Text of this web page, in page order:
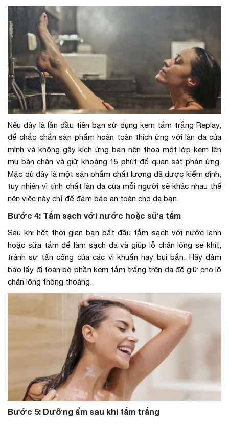
Nếu đây là lần đầu tiên bạn sử dụng kem tắm trắng Replay,
để chắc chắn sản phẩm hoàn toàn thích ứng với làn da của
mình và không gây kích ứng bạn nên thoa một lớp kem lên
mu bàn chân và giữ khoảng 15 phút để quan sát phản ứng.
Mặc dù đây là một sản phẩm chất lượng đã được kiểm định,
tuy nhiên vì tính chất làn da của mỗi người sẽ khác nhau thế
nên việc này chỉ để đảm bảo an toàn cho da bạn.
Bước 4: Tắm sạch với nước hoặc sữa tắm
Sau khi hết thời gian bạn bắt đầu tắm sạch với nước lạnh
hoặc sữa tắm để làm sạch da và giúp lỗ chân lông se khít,
tránh sự tấn công của các vi khuẩn hay bụi bẩn. Hãy đảm
bảo lấy đi toàn bộ phần kem tắm trắng trên da để giữ cho lỗ
chân lông thông thoáng.
Bước 5: Dưỡng ẩm sau khi tắm trắng